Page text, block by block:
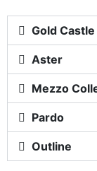
Gold Castle
Aster​
Mezzo
Pardo​
Outline